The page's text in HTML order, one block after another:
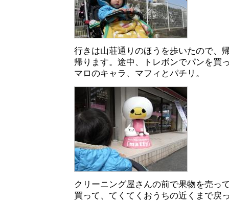
行きは山荘通りのほうを歩いたので、
帰ります。途中、トレボンでパンを買
マロのキャラ、マフィとパチリ。
クリーニング屋さんの前で果物を売っ
買って、てくてくおうちの近くまで戻